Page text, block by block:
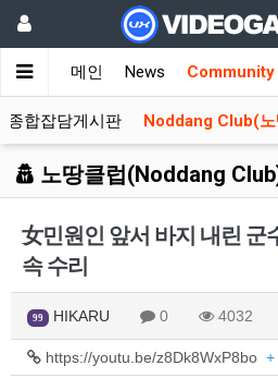
메인 News Community
종합잡담게시판 Noddang Club(
노땅클럽(Noddang
女민원인 앞서 바지 내린 군
속 수리
99 HIKARU 0 4032
https://youtu.be/z8Dk8WxP8bo +